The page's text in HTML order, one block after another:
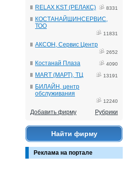
RELAX KST (РЕЛАКС) 8331
КОСТАНАЙШИНСЕРВИС,
ТОО
11831
АКСОН, Сервис Центр
2652
Костанай Плаза 4090
MART (МАРТ), ТЦ 13191
БИЛАЙН, центр
обслуживания
12240
Добавить фирму Рубрики
Найти фирму
Реклама на портале